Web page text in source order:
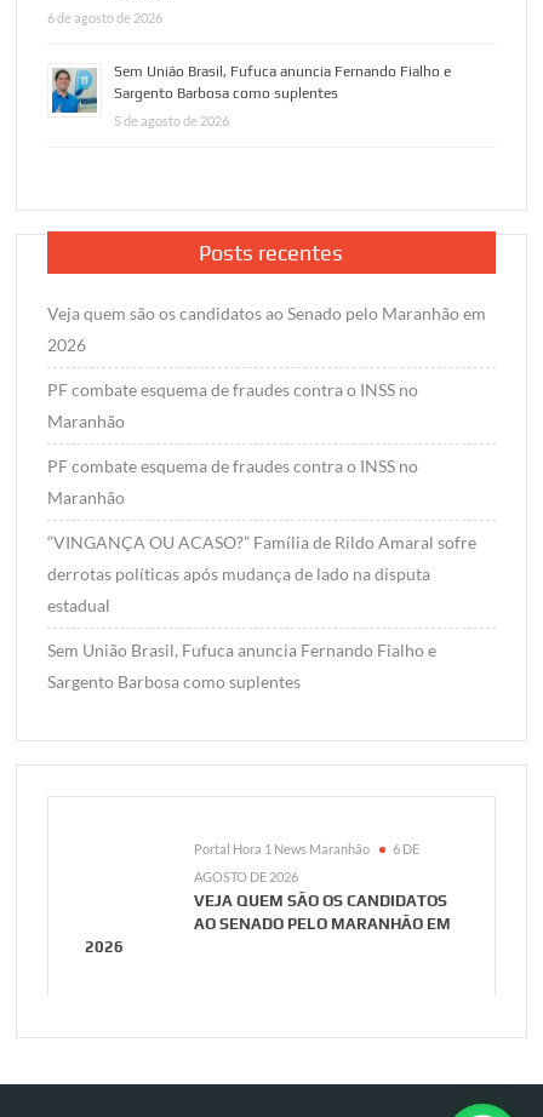
6 de agosto de 2026
Sem União Brasil, Fufuca anuncia Fernando Fialho e
Sargento Barbosa como suplentes
5 de agosto de 2026
Posts recentes
Veja quem são os candidatos ao Senado pelo Maranhão em
2026
PF combate esquema de fraudes contra o INSS no
Maranhão
PF combate esquema de fraudes contra o INSS no
Maranhão
“VINGANÇA OU ACASO?” Família de Rildo Amaral sofre
derrotas políticas após mudança de lado na disputa
estadual
Sem União Brasil, Fufuca anuncia Fernando Fialho e
Sargento Barbosa como suplentes
Portal Hora 1 News Maranhão
6 DE
AGOSTO DE 2026
VEJA QUEM SÃO OS CANDIDATOS
AO SENADO PELO MARANHÃO EM
2026